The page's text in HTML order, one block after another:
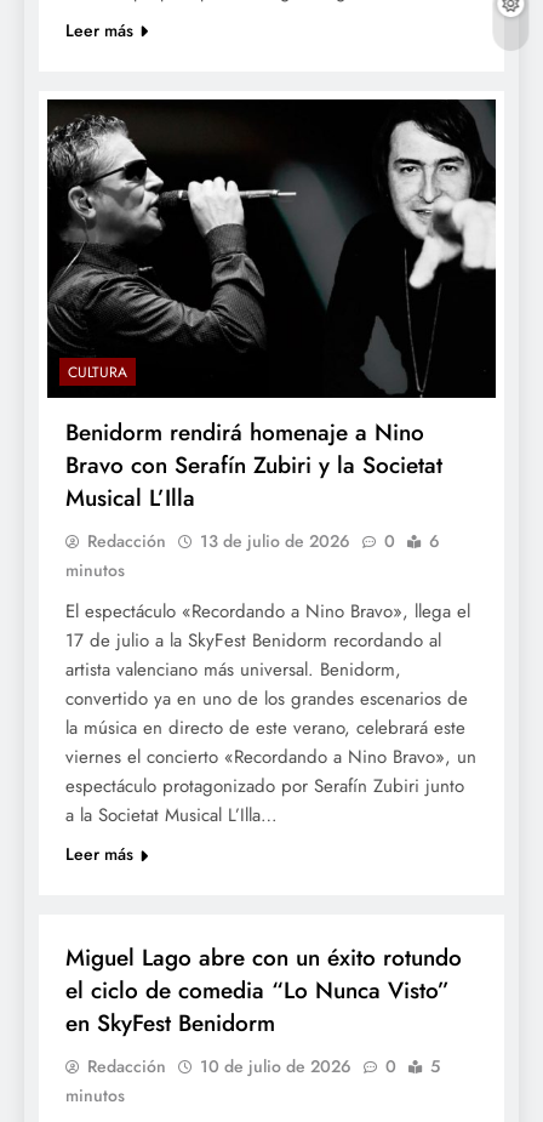
Leer más
CULTURA
Benidorm rendirá homenaje a Nino
Bravo con Serafín Zubiri y la Societat
Musical L’Illa
Redacción 13 de julio de 2026 0
6
minutos
El espectáculo «Recordando a Nino Bravo», llega el
17 de julio a la SkyFest Benidorm recordando al
artista valenciano más universal. Benidorm,
convertido ya en uno de los grandes escenarios de
la música en directo de este verano, celebrará este
viernes el concierto «Recordando a Nino Bravo», un
espectáculo protagonizado por Serafín Zubiri junto
a la Societat Musical L’Illa…
Leer más
Miguel Lago abre con un éxito rotundo
el ciclo de comedia “Lo Nunca Visto”
en SkyFest Benidorm
Redacción 10 de julio de 2026 0
5
minutos